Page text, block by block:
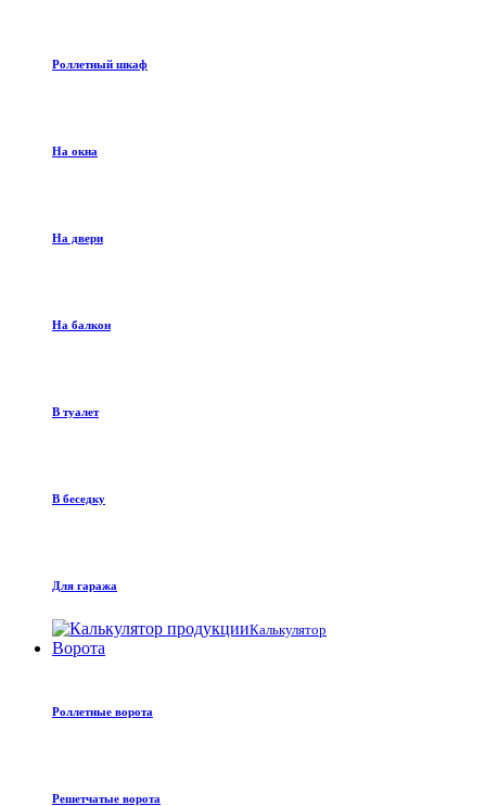
Роллетный шкаф
На окна
На двери
На балкон
В туалет
В беседку
Для гаража
Калькулятор
Ворота
Роллетные ворота
Решетчатые ворота